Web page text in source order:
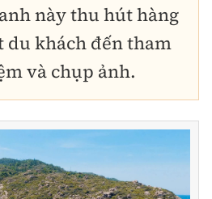
này thu hút hàng
khách đến tham
và chụp ảnh.